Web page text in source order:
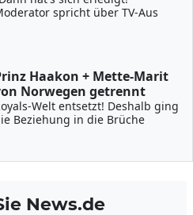
spricht über TV-Aus
Haakon + Mette-Marit
Norwegen getrennt
Welt entsetzt! Deshalb ging
Beziehung in die Brüche
News.de